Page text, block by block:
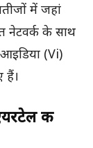
में जहां
नेटवर्क के साथ
(Vi)
हैं।
की